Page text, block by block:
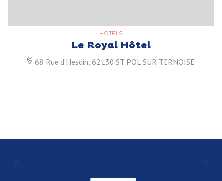
HOTELS
Le Royal Hôtel
68 Rue d’Hesdin, 62130 ST POL SUR TERNOISE